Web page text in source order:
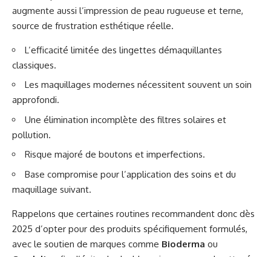
augmente aussi l’impression de peau rugueuse et terne,
source de frustration esthétique réelle.
L’efficacité limitée des lingettes démaquillantes
classiques.
Les maquillages modernes nécessitent souvent un soin
approfondi.
Une élimination incomplète des filtres solaires et
pollution.
Risque majoré de boutons et imperfections.
Base compromise pour l’application des soins et du
maquillage suivant.
Rappelons que certaines routines recommandent donc dès
2025 d’opter pour des produits spécifiquement formulés,
avec le soutien de marques comme Bioderma ou